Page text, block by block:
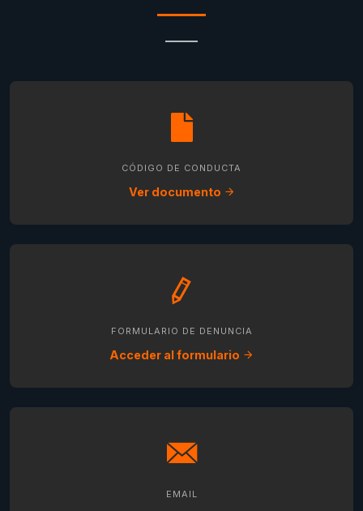
CÓDIGO DE CONDUCTA
Ver documento
FORMULARIO DE DENUNCIA
Acceder al formulario
EMAIL